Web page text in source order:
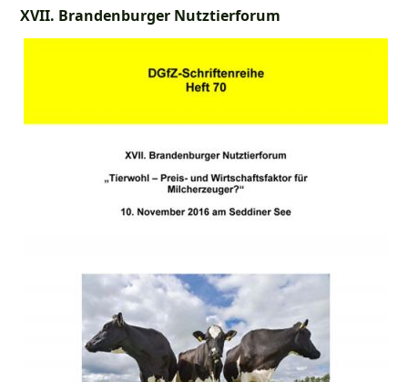
XVII. Brandenburger Nutztierforum